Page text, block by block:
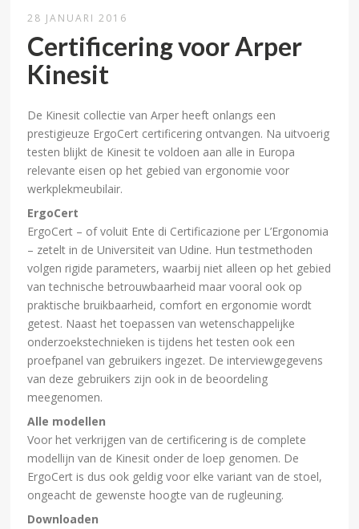
28 JANUARI 2016
Certificering voor Arper
Kinesit
De Kinesit collectie van Arper heeft onlangs een
prestigieuze ErgoCert certificering ontvangen. Na uitvoerig
testen blijkt de Kinesit te voldoen aan alle in Europa
relevante eisen op het gebied van ergonomie voor
werkplekmeubilair.
ErgoCert
ErgoCert – of voluit Ente di Certificazione per L’Ergonomia
– zetelt in de Universiteit van Udine. Hun testmethoden
volgen rigide parameters, waarbij niet alleen op het gebied
van technische betrouwbaarheid maar vooral ook op
praktische bruikbaarheid, comfort en ergonomie wordt
getest. Naast het toepassen van wetenschappelijke
onderzoekstechnieken is tijdens het testen ook een
proefpanel van gebruikers ingezet. De interviewgegevens
van deze gebruikers zijn ook in de beoordeling
meegenomen.
Alle modellen
Voor het verkrijgen van de certificering is de complete
modellijn van de Kinesit onder de loep genomen. De
ErgoCert is dus ook geldig voor elke variant van de stoel,
ongeacht de gewenste hoogte van de rugleuning.
Downloaden